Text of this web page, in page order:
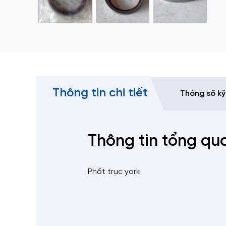
Thông tin chi tiết Thông số
Thông tin tổng
Phốt trục york